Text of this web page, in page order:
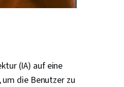
(IA) auf eine
die Benutzer zu